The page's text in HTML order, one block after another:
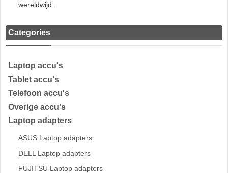
wereldwijd.
Categories
Laptop accu's
Tablet accu's
Telefoon accu's
Overige accu's
Laptop adapters
ASUS Laptop adapters
DELL Laptop adapters
FUJITSU Laptop adapters